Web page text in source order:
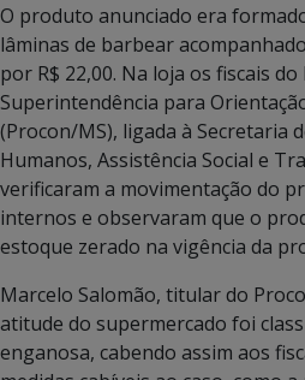
O produto anunciado era
lâminas de barbear
por R$ 22,00. Na loja os fiscais
Superintendência para
(Procon/MS), ligada à Secretaria
Humanos, Assistência Social e
verificaram a movimentação do
internos e observaram que o
estoque zerado na vigência da
Marcelo Salomão, titular do
atitude do supermercado foi
enganosa, cabendo assim aos